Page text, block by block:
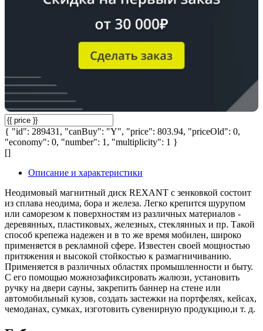
{ "id": 289431, "canBuy": "Y", "price": 803.94, "priceOld": 0,
"economy": 0, "number": 1, "multiplicity": 1 }
[]
Описание и характеристики
Неодимовый магнитный диск REXANT с зенковкой состоит
из сплава неодима, бора и железа. Легко крепится шурупом
или саморезом к поверхностям из различных материалов -
деревянных, пластиковых, железных, стеклянных и пр. Такой
способ крепежа надежен и в то же время мобилен, широко
применяется в рекламной сфере. Известен своей мощностью
притяжения и высокой стойкостью к размагничиванию.
Применяется в различных областях промышленности и быту.
С его помощью можнозафиксировать жалюзи, установить
ручку на двери сауны, закрепить баннер на стене или
автомобильный кузов, создать застежки на портфелях, кейсах,
чемоданах, сумках, изготовить сувенирную продукцию,и т. д.